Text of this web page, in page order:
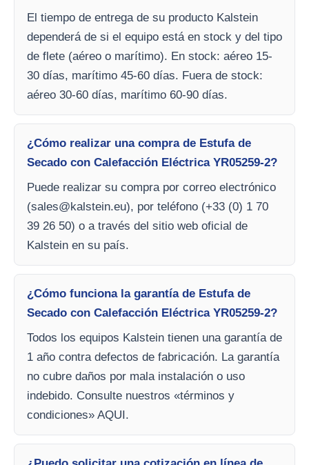
El tiempo de entrega de su producto Kalstein
dependerá de si el equipo está en stock y del tipo
de flete (aéreo o marítimo). En stock: aéreo 15-
30 días, marítimo 45-60 días. Fuera de stock:
aéreo 30-60 días, marítimo 60-90 días.
¿Cómo realizar una compra de Estufa de
Secado con Calefacción Eléctrica YR05259-2?
Puede realizar su compra por correo electrónico
(sales@kalstein.eu), por teléfono (+33 (0) 1 70
39 26 50) o a través del sitio web oficial de
Kalstein en su país.
¿Cómo funciona la garantía de Estufa de
Secado con Calefacción Eléctrica YR05259-2?
Todos los equipos Kalstein tienen una garantía de
1 año contra defectos de fabricación. La garantía
no cubre daños por mala instalación o uso
indebido. Consulte nuestros «términos y
condiciones» AQUI.